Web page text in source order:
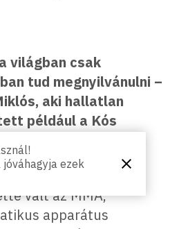
világban csak
tud megnyilvánulni –
aki hallatlan
például a Kós
a szellemet.
vált az MMA,
apparátus
ezek
Bezárás